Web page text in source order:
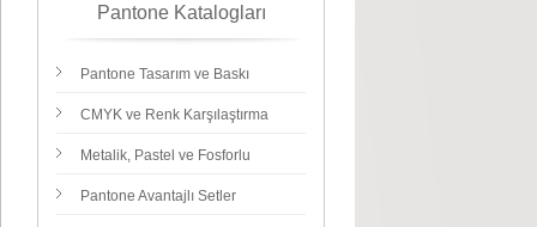
Pantone Katalogları
Pantone Tasarım ve Baskı
CMYK ve Renk Karşılaştırma
Metalik, Pastel ve Fosforlu
Pantone Avantajlı Setler